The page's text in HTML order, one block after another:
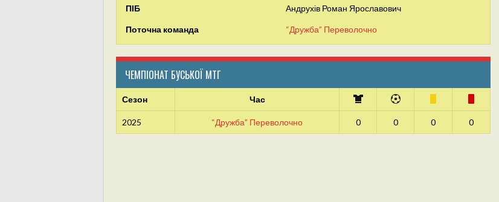
ПІБ Андрухів Роман Ярославович
Поточна команда “Дружба” Переволочно
ЧЕМПІОНАТ БУСЬКОЇ МТГ
Сезон Час
2025 “Дружба” Переволочно 0 0 0 0